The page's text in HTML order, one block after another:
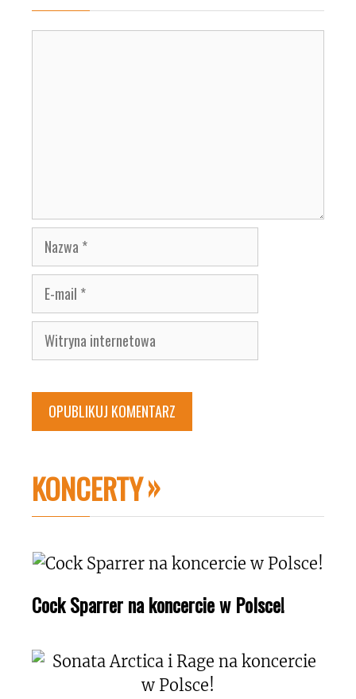
Nazwa
E-
mail
Witryna
internetowa
KONCERTY
Cock Sparrer na koncercie w Polsce!